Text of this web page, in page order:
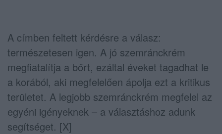
A címben feltett kérdésre a válasz:
természetesen igen. A jó szemránckrém
megfiatalítja a bőrt, ezáltal éveket tagadhat le
a korából, aki megfelelően ápolja ezt a kritikus
területet. A legjobb szemránckrém megfelel az
egyéni igényeknek – a választáshoz adunk
segítséget. [X]